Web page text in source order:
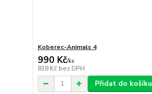
Koberec-Animals 4
990 Kč/ks
818 Kč bez DPH
Přidat do košíku